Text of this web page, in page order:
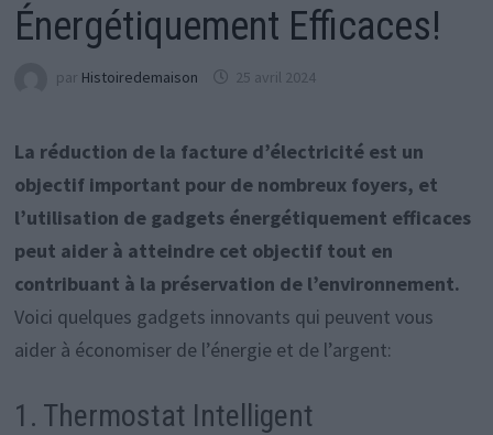
Énergétiquement Efficaces!
par Histoiredemaison 25 avril 2024
La réduction de la facture d’électricité est un
objectif important pour de nombreux foyers, et
l’utilisation de gadgets énergétiquement efficaces
peut aider à atteindre cet objectif tout en
contribuant à la préservation de l’environnement.
Voici quelques gadgets innovants qui peuvent vous
aider à économiser de l’énergie et de l’argent:
1. Thermostat Intelligent